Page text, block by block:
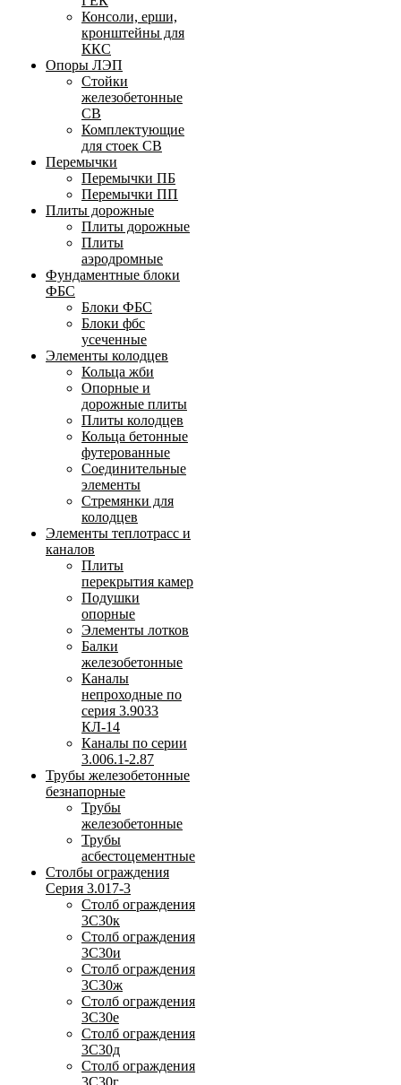
Консоли, ерши,
кронштейны для
ККС
Опоры ЛЭП
Стойки
железобетонные
СВ
Комплектующие
для стоек СВ
Перемычки
Перемычки ПБ
Перемычки ПП
Плиты дорожные
Плиты дорожные
Плиты
аэродромные
Фундаментные блоки
ФБС
Блоки ФБС
Блоки фбс
усеченные
Элементы колодцев
Кольца жби
Опорные и
дорожные плиты
Плиты колодцев
Кольца бетонные
футерованные
Соединительные
элементы
Стремянки для
колодцев
Элементы теплотрасс и
каналов
Плиты
перекрытия камер
Подушки
опорные
Элементы лотков
Балки
железобетонные
Каналы
непроходные по
серия 3.9033
КЛ-14
Каналы по серии
3.006.1-2.87
Трубы железобетонные
безнапорные
Трубы
железобетонные
Трубы
асбестоцементные
Столбы ограждения
Серия 3.017-3
Столб ограждения
3С30к
Столб ограждения
3С30и
Столб ограждения
3С30ж
Столб ограждения
3С30е
Столб ограждения
3С30д
Столб ограждения
3С30г